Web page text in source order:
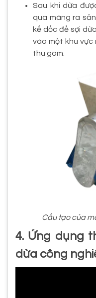
Sau khi dừa
qua máng ra
kế dốc để sợi
vào một khu vực
thu gom.
Cấu tạo của
4. Ứng dụng
dừa công